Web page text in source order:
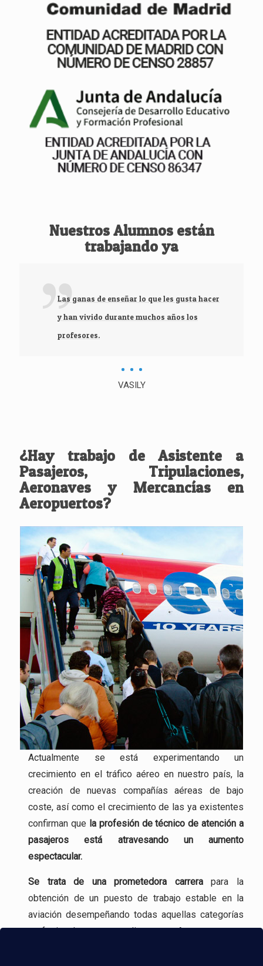
Nuestros Alumnos están
trabajando ya
Las ganas de enseñar lo que les gusta hacer
y han vivido durante muchos años los
profesores.
VASILY
¿Hay trabajo de Asistente a
Pasajeros, Tripulaciones,
Aeronaves y Mercancías en
Aeropuertos?
Actualmente se está experimentando un
crecimiento en el tráfico aéreo en nuestro país, la
creación de nuevas compañías aéreas de bajo
coste, así como el crecimiento de las ya existentes
confirman que la profesión de técnico de atención a
pasajeros está atravesando un aumento
espectacular.
Se trata de unaprometedora carrerapara la
obtención de un puesto de trabajo estable en la
aviación desempeñando todas aquellas categorías
profesionales que se realizan en un Aeropuerto.